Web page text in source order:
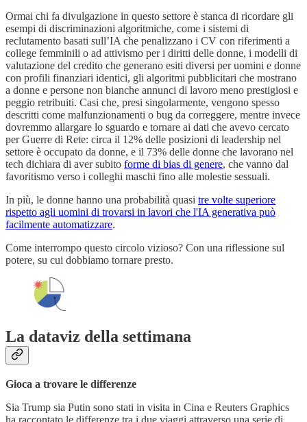
Ormai chi fa divulgazione in questo settore è stanca di ricordare gli
esempi di discriminazioni algoritmiche, come i sistemi di
reclutamento basati sull’IA che penalizzano i CV con riferimenti a
college femminili o ad attivismo per i diritti delle donne, i modelli di
valutazione del credito che generano esiti diversi per uomini e donne
con profili finanziari identici, gli algoritmi pubblicitari che mostrano
a donne e persone non bianche annunci di lavoro meno prestigiosi e
peggio retribuiti. Casi che, presi singolarmente, vengono spesso
descritti come malfunzionamenti o bug da correggere, mentre invece
dovremmo allargare lo sguardo e tornare ai dati che avevo cercato
per Guerre di Rete: circa il 12% delle posizioni di leadership nel
settore è occupato da donne, e il 73% delle donne che lavorano nel
tech dichiara di aver subito forme di bias di genere, che vanno dal
favoritismo verso i colleghi maschi fino alle molestie sessuali.
In più, le donne hanno una probabilità quasi tre volte superiore
rispetto agli uomini di trovarsi in lavori che l'IA generativa può
facilmente automatizzare.
Come interrompo questo circolo vizioso? Con una riflessione sul
potere, su cui dobbiamo tornare presto.
La dataviz della settimana
Gioca a trovare le differenze
Sia Trump sia Putin sono stati in visita in Cina e Reuters Graphics
ha raccontato le differenze tra i due viaggi attraverso una serie di